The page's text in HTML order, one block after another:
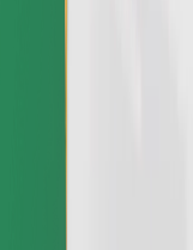
Pronađi